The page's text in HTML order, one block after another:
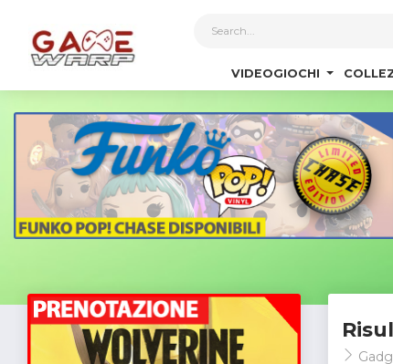
VIDEOGIOCHI